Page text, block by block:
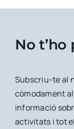
No t’ho
Subscriu-te al
còmodament
informació
activitats i tot